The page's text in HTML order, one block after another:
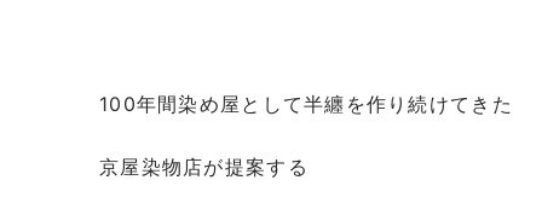
100年間染め屋として半纏を作り続けてきた
京屋染物店が提案する